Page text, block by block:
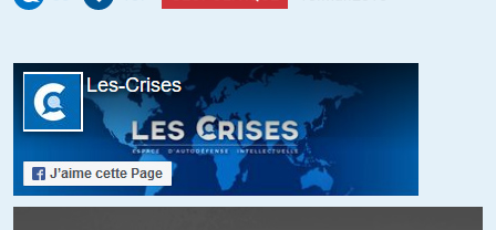
marchés action de l’union.
+17 ALERTER
BA//19.03.2015 à 07h22